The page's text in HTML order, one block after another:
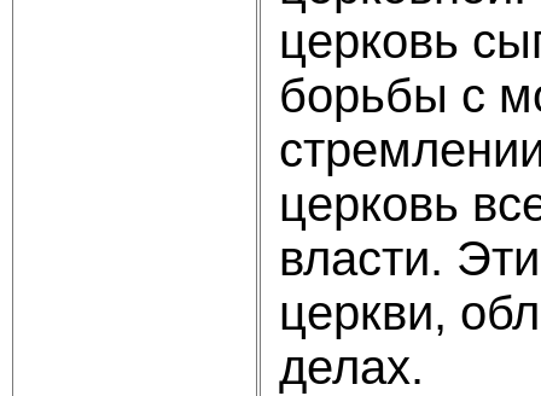
церковь
борьбы с
церковь
власти.
церкви,
делах.